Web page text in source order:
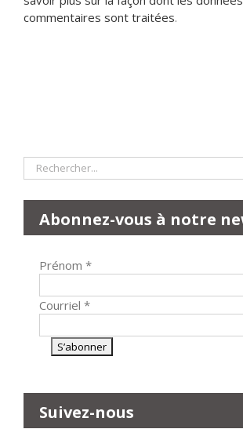
commentaires sont traitées.
Rechercher:
Abonnez-vous à notre
Prénom *
Courriel *
Suivez-nous